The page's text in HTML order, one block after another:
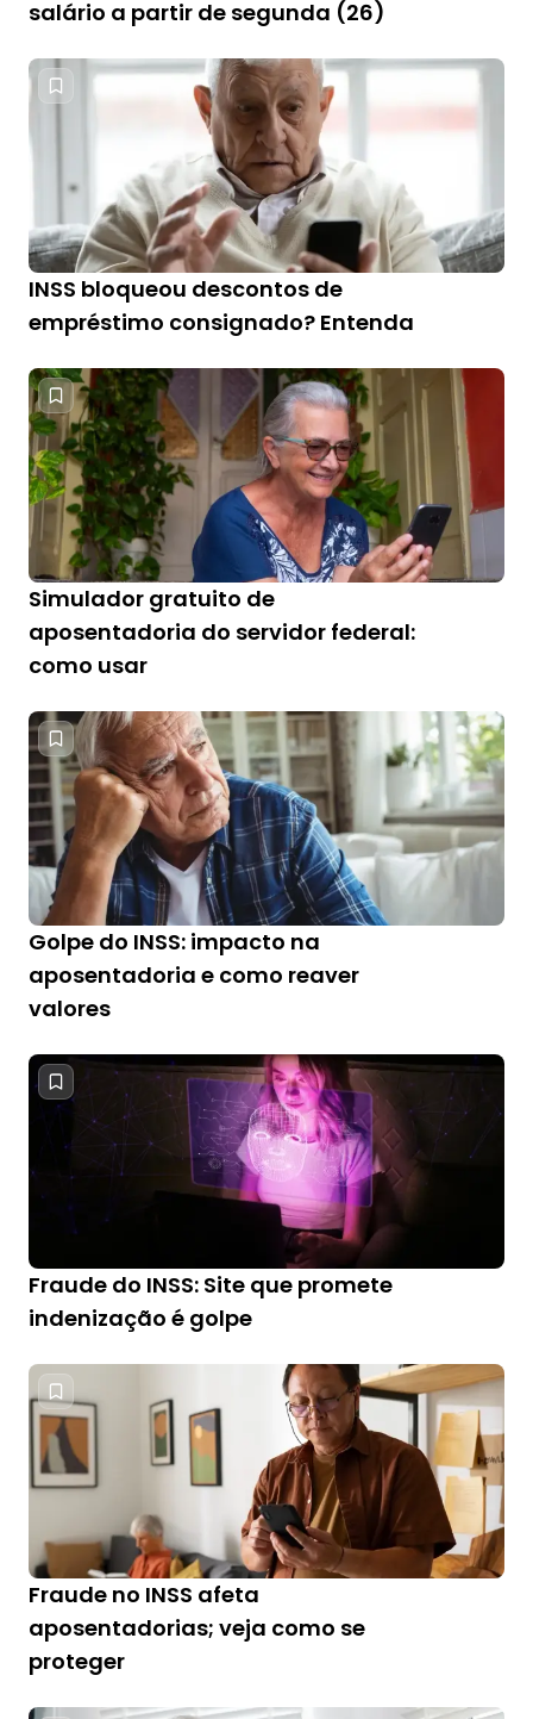
salário a partir de segunda (26)
INSS bloqueou descontos de
empréstimo consignado? Entenda
Simulador gratuito de
aposentadoria do servidor federal:
como usar
Golpe do INSS: impacto na
aposentadoria e como reaver
valores
Fraude do INSS: Site que promete
indenização é golpe
Fraude no INSS afeta
aposentadorias; veja como se
proteger